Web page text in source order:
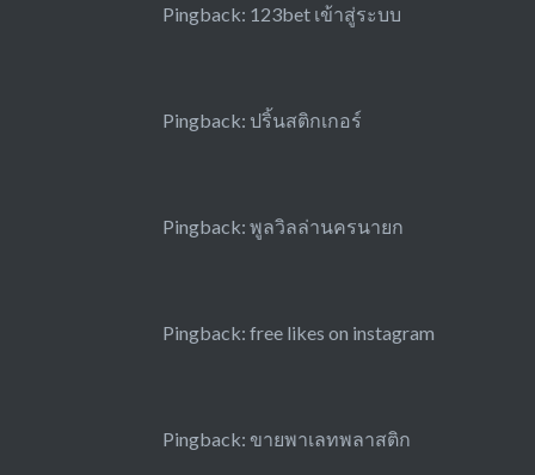
Pingback: 123bet เข้าสู่ระบบ
Pingback: ปริ้นสติกเกอร์
Pingback: พูลวิลล่านครนายก
Pingback: free likes on instagram
Pingback: ขายพาเลทพลาสติก